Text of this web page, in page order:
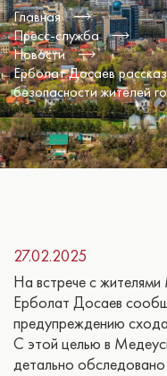
Главная
Пресс-служба
Новости
Ерболат Досаев
безопасности жителей
27.02.2025
На встрече с
Ерболат Досаев
предупреждению схода
С этой целью в
детально обследовано